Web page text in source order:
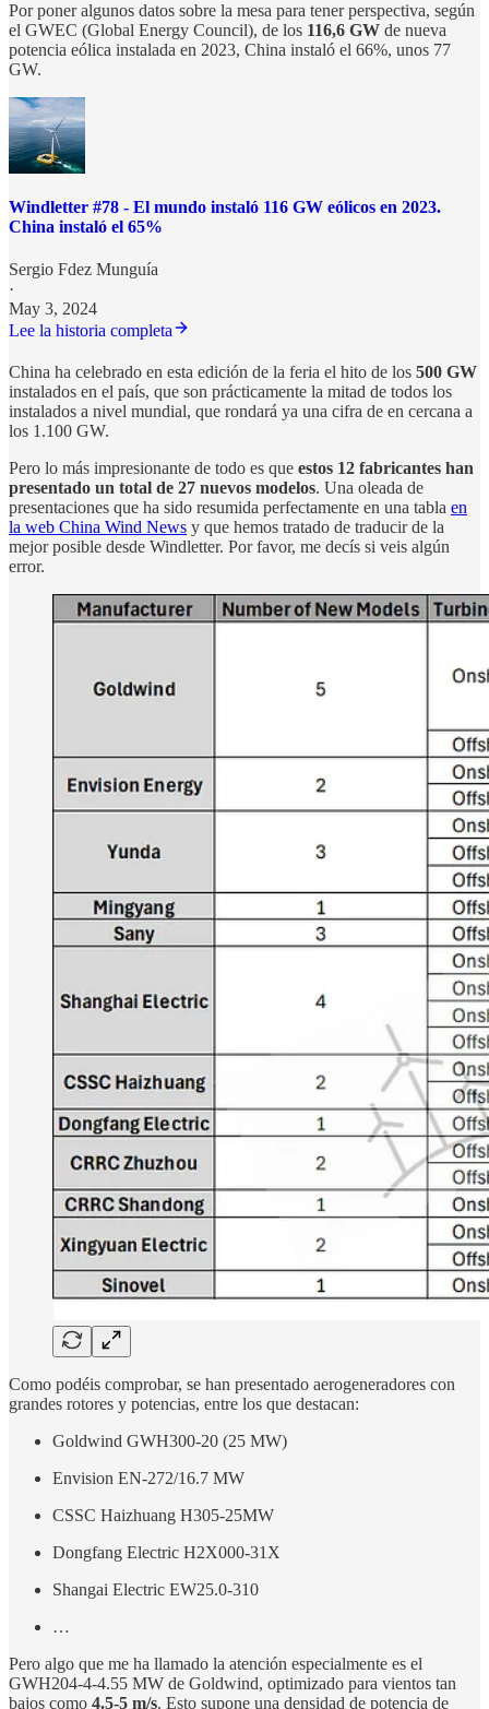
Por poner algunos datos sobre la mesa para tener perspectiva, según
el GWEC (Global Energy Council), de los 116,6 GW de nueva
potencia eólica instalada en 2023, China instaló el 66%, unos 77
GW.
Windletter #78 - El mundo instaló 116 GW eólicos en 2023.
China instaló el 65%
Sergio Fdez Munguía
·
May 3, 2024
Lee la historia completa
China ha celebrado en esta edición de la feria el hito de los 500 GW
instalados en el país, que son prácticamente la mitad de todos los
instalados a nivel mundial, que rondará ya una cifra de en cercana a
los 1.100 GW.
Pero lo más impresionante de todo es que estos 12 fabricantes han
presentado un total de 27 nuevos modelos. Una oleada de
presentaciones que ha sido resumida perfectamente en una tabla en
la web China Wind News y que hemos tratado de traducir de la
mejor posible desde Windletter. Por favor, me decís si veis algún
error.
Como podéis comprobar, se han presentado aerogeneradores con
grandes rotores y potencias, entre los que destacan:
Goldwind GWH300-20 (25 MW)
Envision EN-272/16.7 MW
CSSC Haizhuang H305-25MW
Dongfang Electric H2X000-31X
Shangai Electric EW25.0-310
…
Pero algo que me ha llamado la atención especialmente es el
GWH204-4-4.55 MW de Goldwind, optimizado para vientos tan
bajos como 4.5-5 m/s. Esto supone una densidad de potencia de